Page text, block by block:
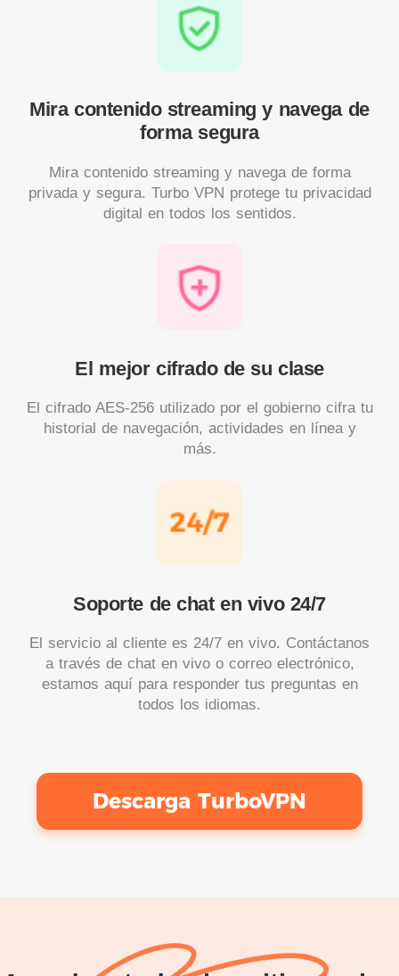
Mira contenido streaming y navega de
forma segura
Mira contenido streaming y navega de forma
privada y segura. Turbo VPN protege tu privacidad
digital en todos los sentidos.
El mejor cifrado de su clase
El cifrado AES-256 utilizado por el gobierno cifra tu
historial de navegación, actividades en línea y
más.
Soporte de chat en vivo 24/7
El servicio al cliente es 24/7 en vivo. Contáctanos
a través de chat en vivo o correo electrónico,
estamos aquí para responder tus preguntas en
todos los idiomas.
Descarga TurboVPN